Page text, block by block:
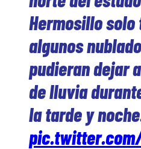
Hermosillo solo
algunos
pudieran dejar
de lluvia
la tarde y